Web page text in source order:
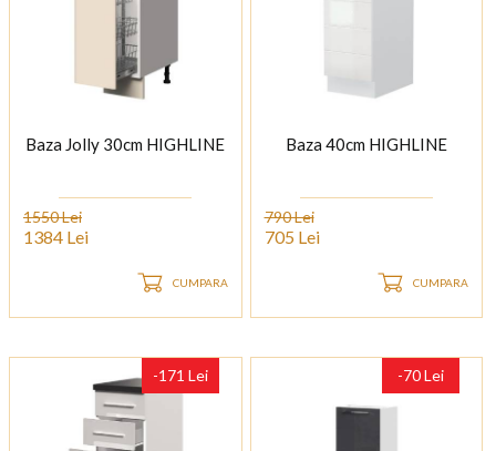
Baza Jolly 30cm HIGHLINE
1550 Lei
1384 Lei
CUMPARA
Baza 40cm HIGHLINE
790 Lei
705 Lei
CUMPARA
-171 Lei -70 Lei